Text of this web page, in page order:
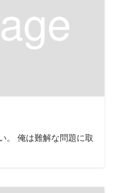
。 俺は難解な問題に取